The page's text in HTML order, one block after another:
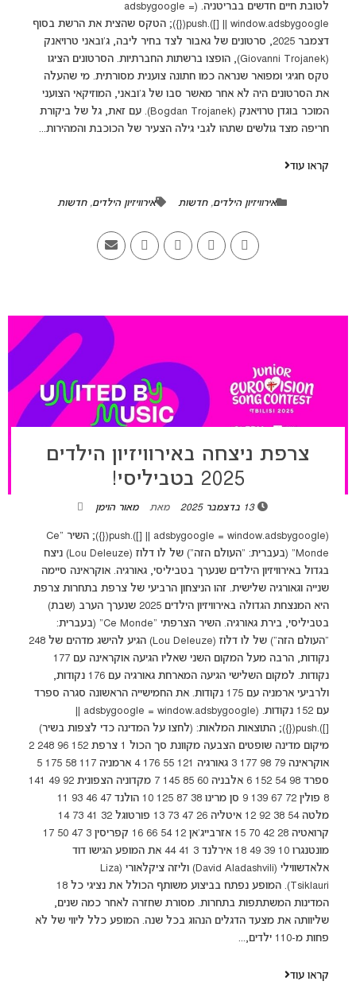
לטובת חיים חדשים בבריטניה. (adsbygoogle =
window.adsbygoogle || []).push({}); הטקס שהצית את הרשת בסוף
דצמבר 2025, סרטונים של גאבור לצד בחיר ליבה, ג'ובאני טרויאנק
(Giovanni Trojanek), הופצו ברשתות החברתיות. הסרטונים הציגו
טקס חגיגי ומפואר שנראה כמו חתונה צוענית מסורתית. מי שהעלה
את הסרטונים היה לא אחר מאשר סבו של ג'ובאני, המוזיקאי הצועני
המוכר בוגדן טרויאנק (Bogdan Trojanek). עם זאת, גל של ביקורת
חריפה מצד גולשים שתהו לגבי גילה הצעיר של הכוכבת והמהירות...
קראו עוד
אירוויזיון הילדים,חדשות אירוויזיון הילדים,חדשות
צרפת ניצחה באירוויזיון הילדים
2025 בטביליסי!
13 בדצמבר 2025 מאת מאור הוימן
(adsbygoogle = window.adsbygoogle || []).push({}); השיר "Ce
Monde" (בעברית: "העולם הזה") של לו דלוז (Lou Deleuze) ניצח
בגדול באירוויזיון הילדים שנערך בטביליסי, גאורגיה. אוקראינה סיימה
שנייה וגאורגיה שלישית. זהו הניצחון הרביעי של צרפת בתחרות צרפת
היא המנצחת הגדולה באירוויזיון הילדים 2025 שנערך הערב (שבת)
בטביליסי, בירת גאורגיה. השיר הצרפתי "Ce Monde" (בעברית:
"העולם הזה") של לו דלוז (Lou Deleuze) הגיע להישג מדהים של 248
נקודות, הרבה מעל המקום השני שאליו הגיעה אוקראינה עם 177
נקודות. למקום השלישי הגיעה המארחת גאורגיה עם 176 נקודות,
ולרביעי ארמניה עם 175 נקודות. את החמישייה הראשונה סגרה ספרד
[]).push({}); התוצאות המלאות: (לחצו על המדינה כדי לצפות בשיר)
מיקום מדינה שופטים הצבעה מקוונת סך הכול 1 צרפת 152 96 248 2
אוקראינה 79 98 177 3 גאורגיה 121 55 176 4 ארמניה 117 58 175 5
ספרד 98 54 152 6 אלבניה 60 85 145 7 מקדוניה הצפונית 92 49 141
8 פולין 72 67 139 9 סן מרינו 38 87 125 10 הולנד 47 46 93 11
מלטה 54 38 92 12 איטליה 26 47 73 13 פורטוגל 32 41 73 14
קרואטיה 28 42 70 15 אזרבייג'אן 12 54 66 16 קפריסין 3 47 50 17
מונטנגרו 10 39 49 18 אירלנד 3 41 44 את המופע הגישו דוד
אלאדשווילי (David Aladashvili) וליזה ציקלאורי (Liza
Tsiklauri). המופע נפתח בביצוע משותף הכולל את נציגי כל 18
המדינות המשתתפות בתחרות. מסורת שחזרה לאחר כמה שנים,
שליוותה את מצעד הדגלים הנהוג בכל שנה. המופע כלל ליווי של לא
פחות מ-110 ילדים,...
קראו עוד